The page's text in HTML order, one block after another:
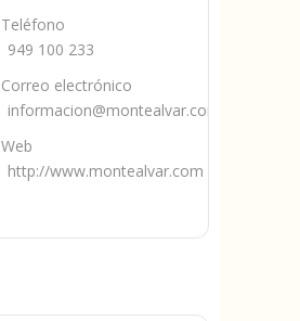
Teléfono
949 100 233
Correo electrónico
informacion@montealvar.com
Web
http://www.montealvar.com